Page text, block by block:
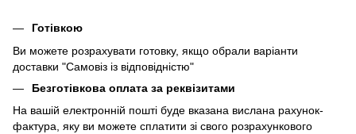
Готівкою
Ви можете розрахувати готовку, якщо обрали варіанти
доставки "Самовіз із відповідністю"
Безготівкова оплата за реквізитами
На вашій електронній пошті буде вказана вислана рахунок-
фактура, яку ви можете сплатити зі свого розрахункового